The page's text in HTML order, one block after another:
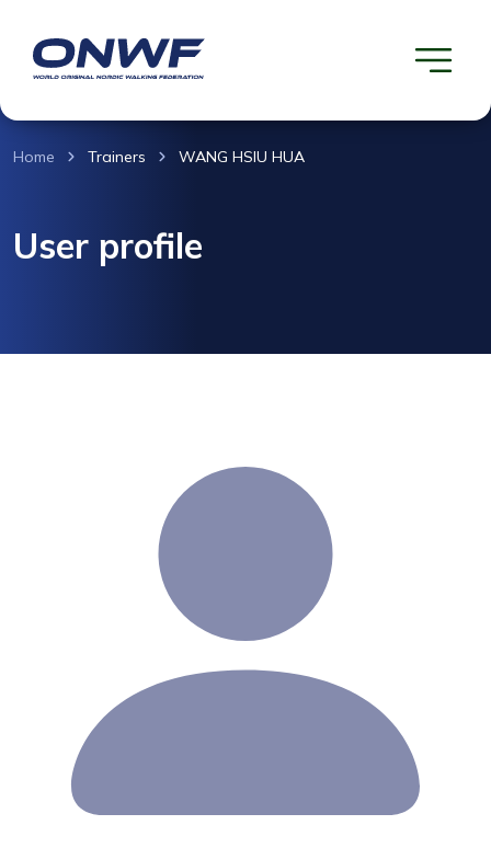
Home Trainers WANG HSIU HUA
User profile